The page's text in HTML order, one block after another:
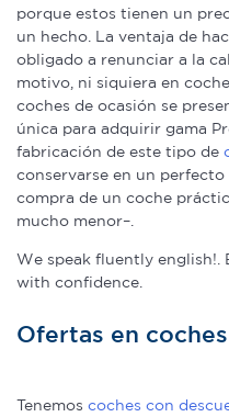
porque estos tienen un
un hecho. La ventaja de
obligado a renunciar a la
motivo, ni siquiera en
coches de ocasión se
única para adquirir gama
fabricación de este tipo de
conservarse en un
compra de un coche
mucho menor–.
We speak fluently english!.
with confidence.
Ofertas en
Tenemos coches con